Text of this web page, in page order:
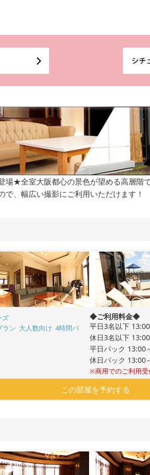
場★全室大阪都心の景色が望める高層階
、幅広い撮影にご利用いただけます！
ズ
ラン 大人数向け 4時間パ
◆ご利用料金◆
平日3名以下
休日3名以下
平日パック 13:00
休日パック 13:00
※商用でのご利用受
この部屋を予約する